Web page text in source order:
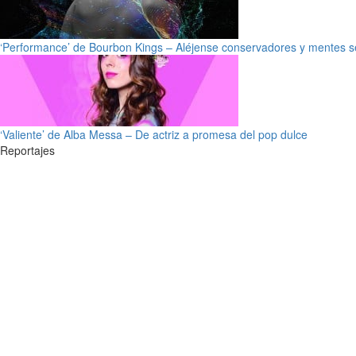
‘Performance’ de Bourbon Kings – Aléjense conservadores y mentes
‘Valiente’ de Alba Messa – De actriz a promesa del pop dulce
Reportajes